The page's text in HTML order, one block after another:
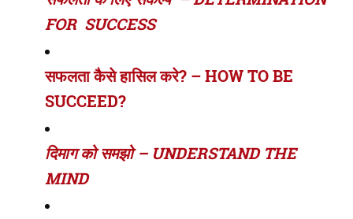
FOR SUCCESS
सफलता कैसे हासिल करे? – HOW TO BE
SUCCEED?
दिमाग को समझो – UNDERSTAND THE
MIND